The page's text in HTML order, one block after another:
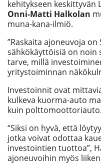
kehitykseen keskittyvän
Onni-Matti Halkolan
muna-kana-ilmiö.
”Raskaita ajoneuvoja
sähkökäyttöisiä on noin
tarve, millä
yritystoiminnan
Investoinnit ovat
kulkeva kuorma-auto
kuin polttomoottoriauto.
“Siksi on hyvä, että
jotka voivat odottaa
investointien tuottoa”,
ajoneuvoihin myös